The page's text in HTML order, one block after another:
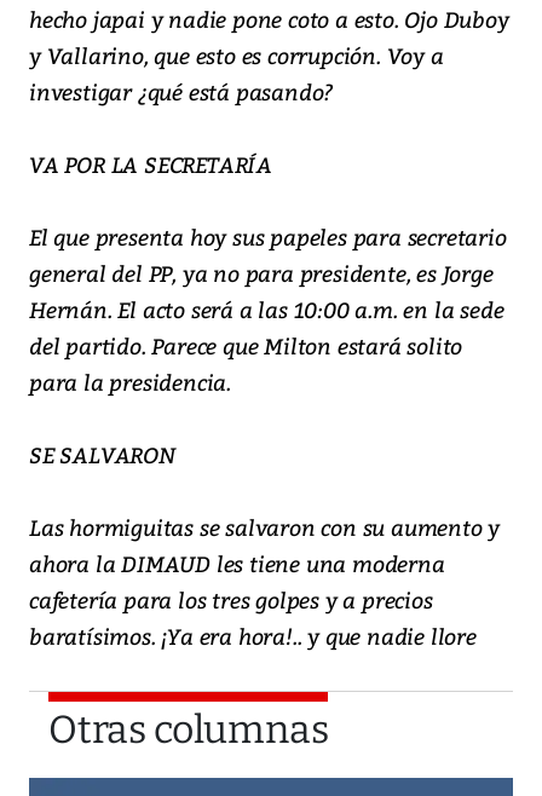
hecho japai y nadie pone coto a esto. Ojo Duboy
y Vallarino, que esto es corrupción. Voy a
investigar ¿qué está pasando?
VA POR LA SECRETARÍA
El que presenta hoy sus papeles para secretario
general del PP, ya no para presidente, es Jorge
Hernán. El acto será a las 10:00 a.m. en la sede
del partido. Parece que Milton estará solito
para la presidencia.
SE SALVARON
Las hormiguitas se salvaron con su aumento y
ahora la DIMAUD les tiene una moderna
cafetería para los tres golpes y a precios
baratísimos. ¡Ya era hora!.. y que nadie llore
Otras columnas